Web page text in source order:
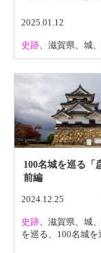
2025.01.12
史跡、 滋賀県、 城、
100名城を巡る「
前編
2024.12.25
史跡、 滋賀県、 城、
を巡る、 100名城を